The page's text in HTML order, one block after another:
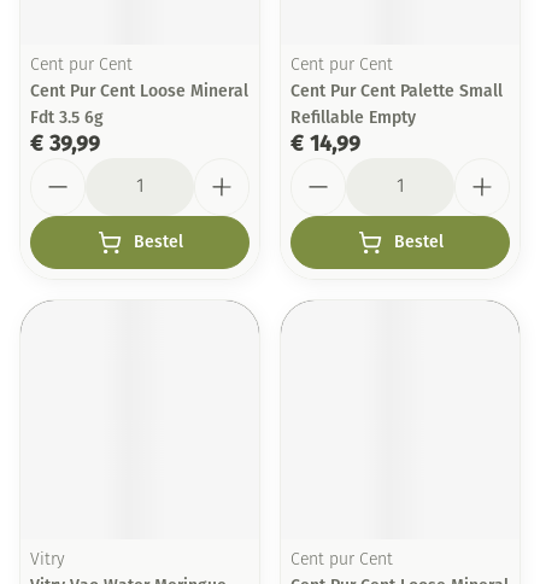
Cent pur Cent
Cent Pur Cent Loose Mineral
Fdt 3.5 6g
€ 39,99
Bestel
Cent pur Cent
Cent Pur Cent Palette Small
Refillable Empty
€ 14,99
Bestel
Vitry Cent pur Cent